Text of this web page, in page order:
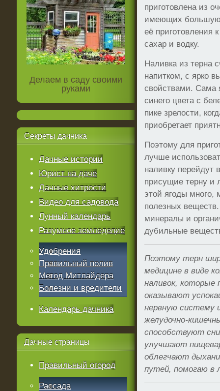
приготовлена из
имеющих большую
её приготовления
сахар и водку.
Наливка из терна
напитком, с ярко
свойствами. Сама
синего цвета с
пике зрелости,
приобретает
Поэтому для
лучше
наливку перейдут
присущие терну и
этой ягоды много,
полезных
минералы и
дубильные
Поэтому терн
медицине в виде
наливок,
оказывают
нервную систему
желудочно-
способствуют
улучшают
облегчают
путей, помогаю в
Делаем в саду своими
руками
Секреты дачника
Дачные истории
Юрист на даче
Дачные хитрости
Видео для садовода
Лунный календарь
Разумное земледелие
Удобрения
Правильный полив
Метод Митлайдера
Болезни и вредители
Календарь дачника
Дачные страницы
Правильный огород
Рассада